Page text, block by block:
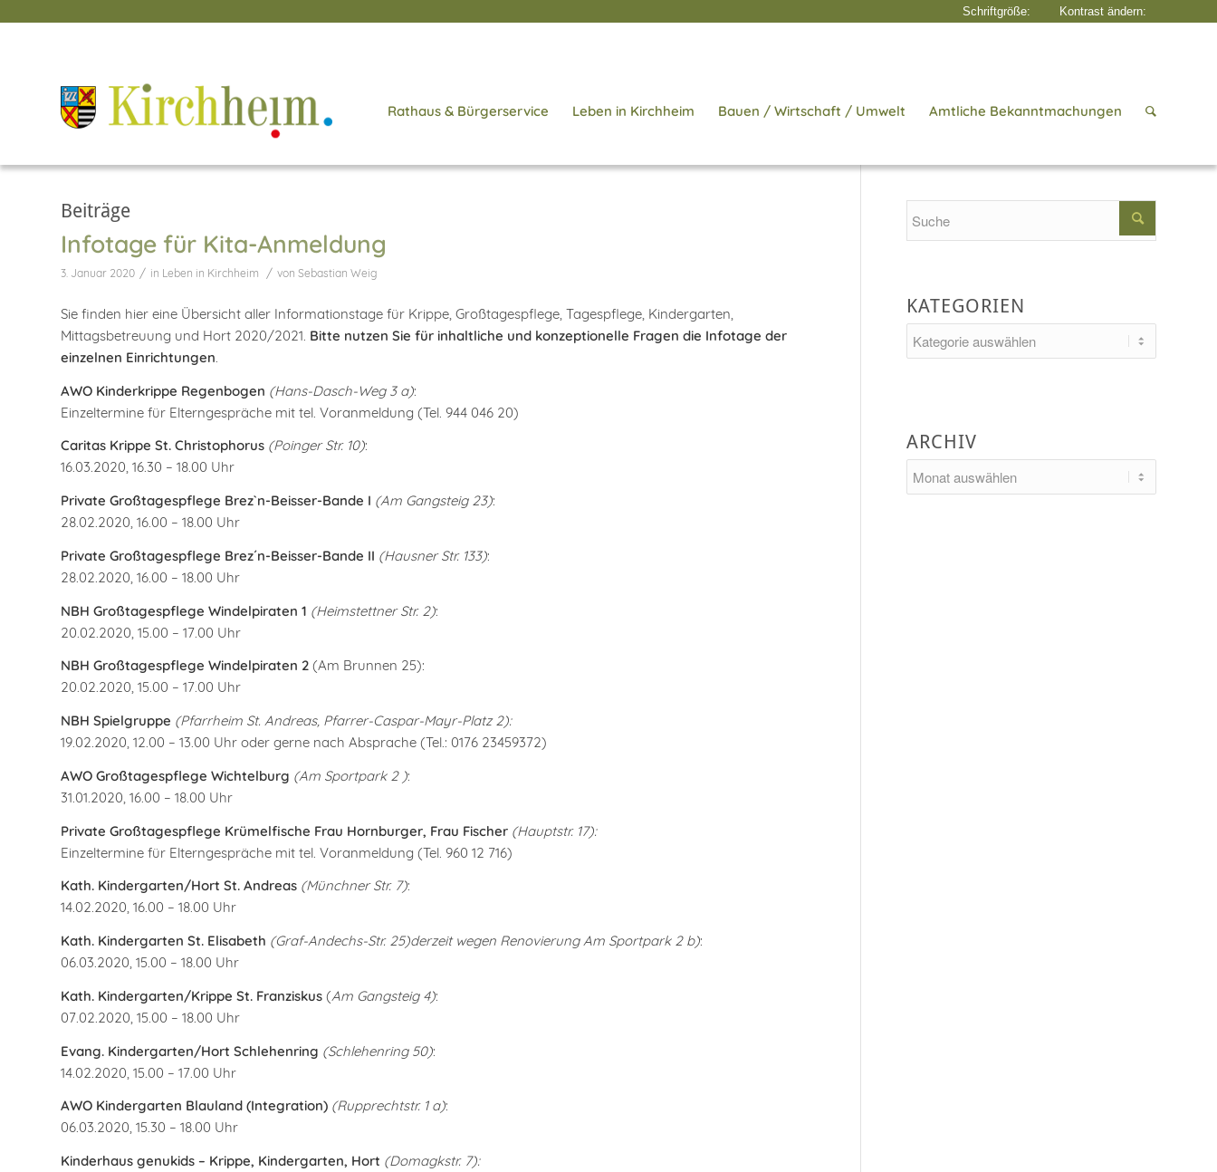
Rathaus & Bürgerservice Leben in Kirchheim Bauen / Wirtschaft / Umwelt Amtliche Bekanntmachungen
Beiträge
Infotage für Kita-Anmeldung
3. Januar 2020 / in Leben in Kirchheim / von Sebastian Weig
Sie finden hier eine Übersicht aller Informationstage für Krippe, Großtagespflege, Tagespflege, Kindergarten,
Mittagsbetreuung und Hort 2020/2021. Bitte nutzen Sie für inhaltliche und konzeptionelle Fragen die Infotage der
einzelnen Einrichtungen
AWO Kinderkrippe Regenbogen (Hans-Dasch-Weg 3 a):
Einzeltermine für Elterngespräche mit tel. Voranmeldung (Tel. 944 046 20)
Caritas Krippe St. Christophorus (Poinger Str. 10):
16.03.2020, 16.30 – 18.00 Uhr
Private Großtagespflege Brez`n-Beisser-Bande I (Am Gangsteig 23):
28.02.2020, 16.00 – 18.00 Uhr
Private Großtagespflege Brez´n-Beisser-Bande II (Hausner Str. 133):
28.02.2020, 16.00 – 18.00 Uhr
NBH Großtagespflege Windelpiraten 1 (Heimstettner Str. 2):
20.02.2020, 15.00 – 17.00 Uhr
NBH Großtagespflege Windelpiraten 2 (Am Brunnen 25):
20.02.2020, 15.00 – 17.00 Uhr
NBH Spielgruppe (Pfarrheim St. Andreas, Pfarrer-Caspar-Mayr-Platz 2):
19.02.2020, 12.00 – 13.00 Uhr oder gerne nach Absprache (Tel.: 0176 23459372)
AWO Großtagespflege Wichtelburg (Am Sportpark 2 ):
31.01.2020, 16.00 – 18.00 Uhr
Private Großtagespflege Krümelfische Frau Hornburger, Frau Fischer (Hauptstr. 17):
Einzeltermine für Elterngespräche mit tel. Voranmeldung (Tel. 960 12 716)
Kath. Kindergarten/Hort St. Andreas (Münchner Str. 7):
14.02.2020, 16.00 – 18.00 Uhr
Kath. Kindergarten St. Elisabeth (Graf-Andechs-Str. 25)derzeit wegen Renovierung Am Sportpark 2 b):
06.03.2020, 15.00 – 18.00 Uhr
Kath. Kindergarten/Krippe St. Franziskus (Am Gangsteig 4):
07.02.2020, 15.00 – 18.00 Uhr
Evang. Kindergarten/Hort Schlehenring (Schlehenring 50):
14.02.2020, 15.00 – 17.00 Uhr
AWO Kindergarten Blauland (Integration) (Rupprechtstr. 1 a):
06.03.2020, 15.30 – 18.00 Uhr
Kinderhaus genukids – Krippe, Kindergarten, Hort (Domagkstr. 7):
KATEGORIEN
ARCHIV